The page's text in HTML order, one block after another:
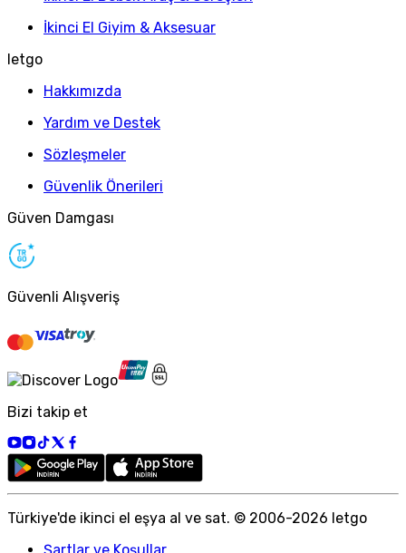
İkinci El Giyim & Aksesuar
letgo
Hakkımızda
Yardım ve Destek
Sözleşmeler
Güvenlik Önerileri
Güven Damgası
Güvenli Alışveriş
Bizi takip et
Türkiye'de ikinci el eşya al ve sat. © 2006-2026 letgo